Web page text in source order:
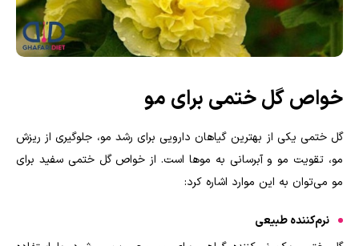
خواص گل ختمی برای مو
گل ختمی یکی از بهترین گیاهان دارویی برای رشد مو، جلوگیری از ریزش
مو، تقویت مو و آبرسانی به موها است.از خواص گل ختمی سفید برای
مو می‌توان به این موارد اشاره کرد:
نرم‌کننده طبیعی